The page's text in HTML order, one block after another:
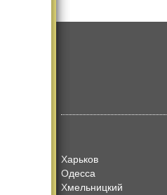
Харьков
Одесса
Хмельницкий